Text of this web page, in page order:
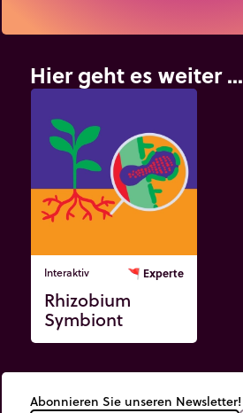
Hier geht es weiter ...
Interaktiv 🚩 Experte
Rhizobium
Symbiont
Abonnieren Sie unseren Newsletter!